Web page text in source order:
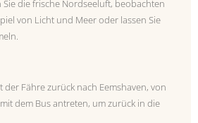
Sie die frische Nordseeluft, beobachten
von Licht und Meer oder lassen Sie
der Fähre zurück nach Eemshaven, von
dem Bus antreten, um zurück in die